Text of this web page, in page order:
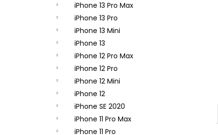
iPhone 13 Pro Max
iPhone 13 Pro
iPhone 13 Mini
iPhone 13
iPhone 12 Pro Max
iPhone 12 Pro
iPhone 12 Mini
iPhone 12
iPhone SE 2020
iPhone 11 Pro Max
iPhone 11 Pro